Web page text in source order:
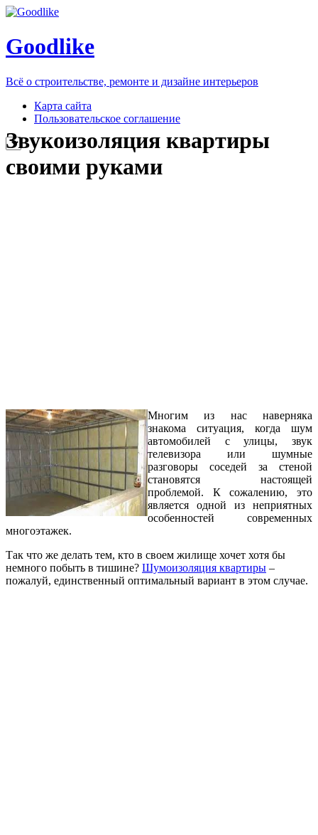
Goodlike
Всё о строительстве, ремонте и дизайне интерьеров
Карта сайта
Пользовательское соглашение
Звукоизоляция квартиры
своими руками
Многим из нас наверняка
знакома ситуация, когда шум
автомобилей с улицы, звук
телевизора или шумные
разговоры соседей за стеной
становятся настоящей
проблемой. К сожалению, это
является одной из неприятных
особенностей современных
многоэтажек.
Так что же делать тем, кто в своем жилище хочет хотя бы
немного побыть в тишине? Шумоизоляция квартиры –
пожалуй, единственный оптимальный вариант в этом случае.